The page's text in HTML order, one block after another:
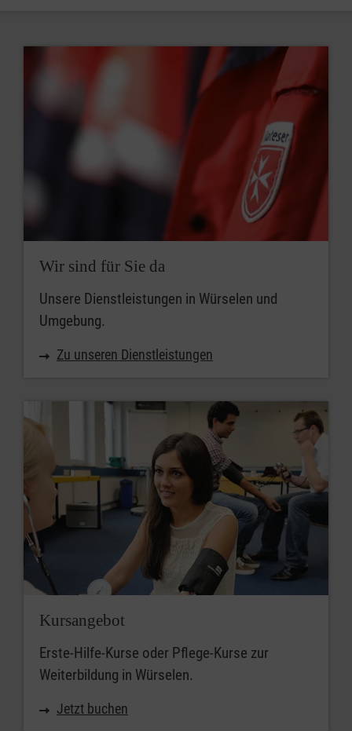
Wir sind für Sie da
Unsere Dienstleistungen in Würselen und
Umgebung.
Zu unseren Dienstleistungen
Kursangebot
Erste-Hilfe-Kurse oder Pflege-Kurse zur
Weiterbildung in Würselen.
Jetzt buchen